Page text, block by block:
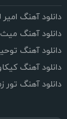
دانلود آهنگ امیر
دانلود آهنگ
دانلود آهنگ
دانلود آهنگ
دانلود آهنگ تور